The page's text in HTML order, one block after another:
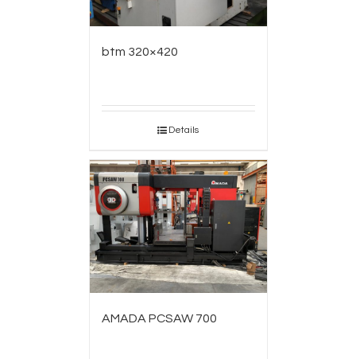
btm 320×420
Details
AMADA PCSAW 700